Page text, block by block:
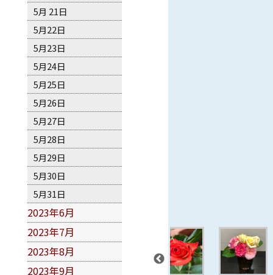
5月 21日
5月22日
5月23日
5月24日
5月25日
5月26日
5月27日
5月28日
5月29日
5月30日
5月31日
2023年6月
2023年7月
2023年8月
2023年9月